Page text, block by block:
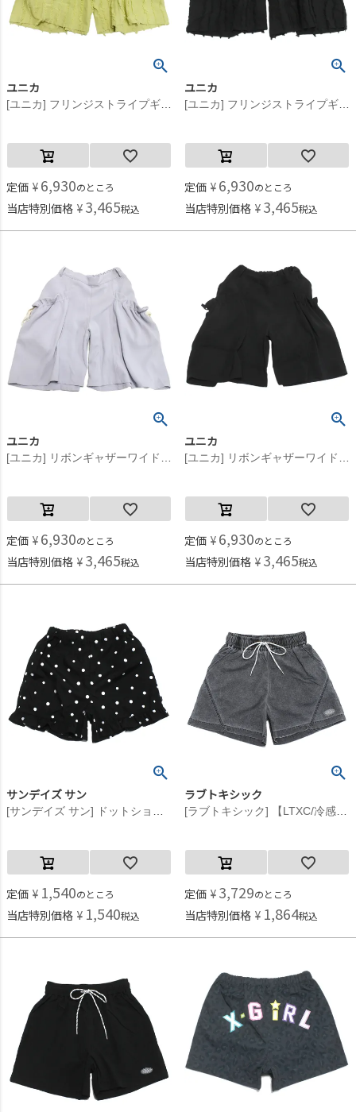
ユニカ
定価 ¥ 6,930のところ
当店特別価格 ¥ 3,465税込
ユニカ
定価 ¥ 6,930のところ
当店特別価格 ¥ 3,465税込
ユニカ
定価 ¥ 6,930のところ
当店特別価格 ¥ 3,465税込
ユニカ
定価 ¥ 6,930のところ
当店特別価格 ¥ 3,465税込
サンデイズ サン
定価 ¥ 1,540のところ
当店特別価格 ¥ 1,540税込
ラブトキシック
定価 ¥ 3,729のところ
当店特別価格 ¥ 1,864税込